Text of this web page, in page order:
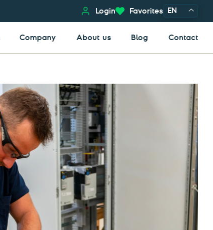
Login Favorites EN
Company About us Blog Contact